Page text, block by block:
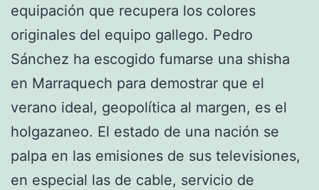
equipación que recupera los colores
originales del equipo gallego. Pedro
Sánchez ha escogido fumarse una shisha
en Marraquech para demostrar que el
verano ideal, geopolítica al margen, es el
holgazaneo. El estado de una nación se
palpa en las emisiones de sus televisiones,
en especial las de cable, servicio de